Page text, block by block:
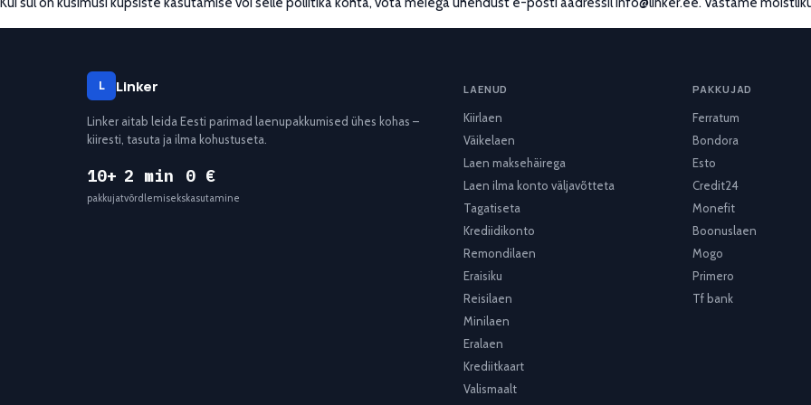
L Linker
Linker aitab leida Eesti parimad laenupakkumised ühes kohas –
kiiresti, tasuta ja ilma kohustuseta.
10+
pakkujat
2 min
võrdlemiseks
0 €
kasutamine
LAENUD
Kiirlaen
Väikelaen
Laen maksehäirega
Laen ilma konto väljavõtteta
Tagatiseta
Krediidikonto
Remondilaen
Eraisiku
Reisilaen
Minilaen
Eralaen
Krediitkaart
Valismaalt
PAKKUJAD
Ferratum
Bondora
Esto
Credit24
Monefit
Boonuslaen
Mogo
Primero
Tf bank